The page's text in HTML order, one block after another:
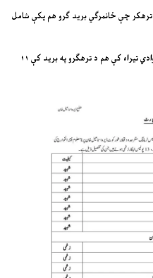
د راپور ترمخه په دې برید کې فتنه الهندوستان ۶ ترهکر چې ځانمرګي برید ګرو هم پکې شامل
دلته مهمه ده او باید یادونه وشی چې وړمه ورځ په وادي تیراه کې هم د ترهګرو په برید کې ۱۱